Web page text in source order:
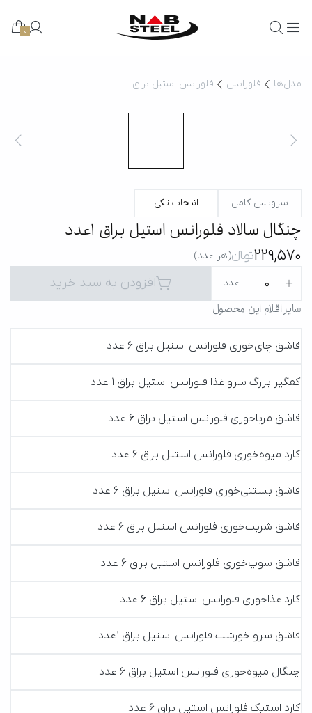
0
مدل‌ها فلورانس فلورانس استیل براق
سرویس کامل انتخاب تکی
چنگال سالاد فلورانس استیل براق 1عدد
229,570تومانءءء(هر عدد)
0 عدد افزودن به سبد خرید
سایر اقلام این محصول
قاشق چا‌ی‌خوری فلورانس استیل براق 6 عدد
کفگیر بزرگ سرو غذا فلورانس استیل براق 1 عدد
قاشق مرباخوری فلورانس استیل براق 6 عدد
کارد میوه‌خوری فلورانس استیل براق 6 عدد
قاشق بستنی‌خوری فلورانس استیل براق 6 عدد
قاشق شربت‌خوری فلورانس استیل براق 6 عدد
قاشق سوپ‌خوری فلورانس استیل براق 6 عدد
کارد غذاخوری فلورانس استیل براق 6 عدد
قاشق سرو خورشت فلورانس استیل براق 1عدد
چنگال میوه‌خوری فلورانس استیل براق 6 عدد
کارد استیک فلورانس استیل براق 6 عدد